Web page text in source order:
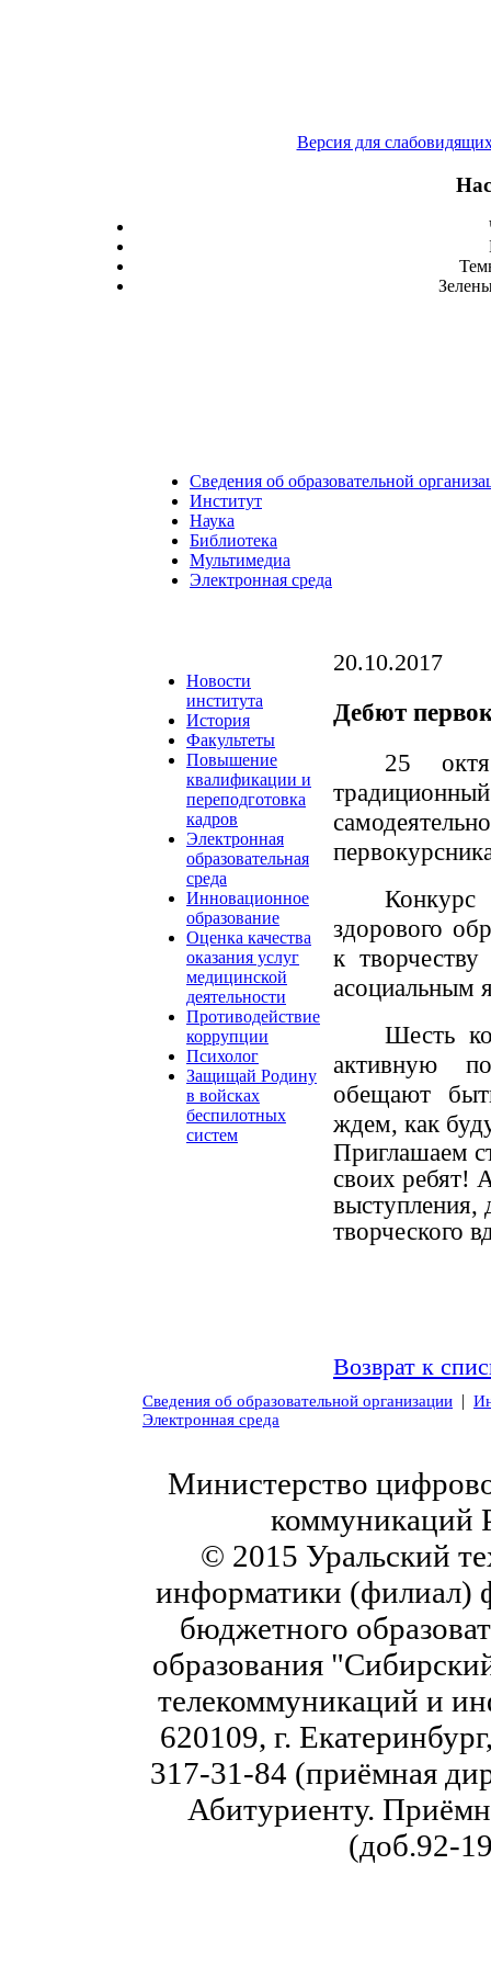
Версия для
Сведения об образовательной
Институт
Наука
Библиотека
Мультимедиа
Электронная среда
Новости
института
История
Факультеты
Повышение
квалификации и
переподготовка
кадров
Электронная
образовательная
среда
Инновационное
образование
Оценка качества
оказания услуг
медицинской
деятельности
Противодействие
коррупции
Психолог
Защищай Родину
в войсках
беспилотных
систем
20.10.2017
Дебют
25
здорового
к
асоциальным
Шесть
активную
обещают
ждем, как
Приглашаем
своих ребят!
выступления,
творческого
Возврат к
Сведения об образовательной организации |
Электронная среда
Министерство
коммуникаций
© 2015 Уральский
информатики (филиал)
бюджетного
образования
телекоммуникаций и
620109, г.
317-31-84 (приёмная
Абитуриенту.
(доб.92-